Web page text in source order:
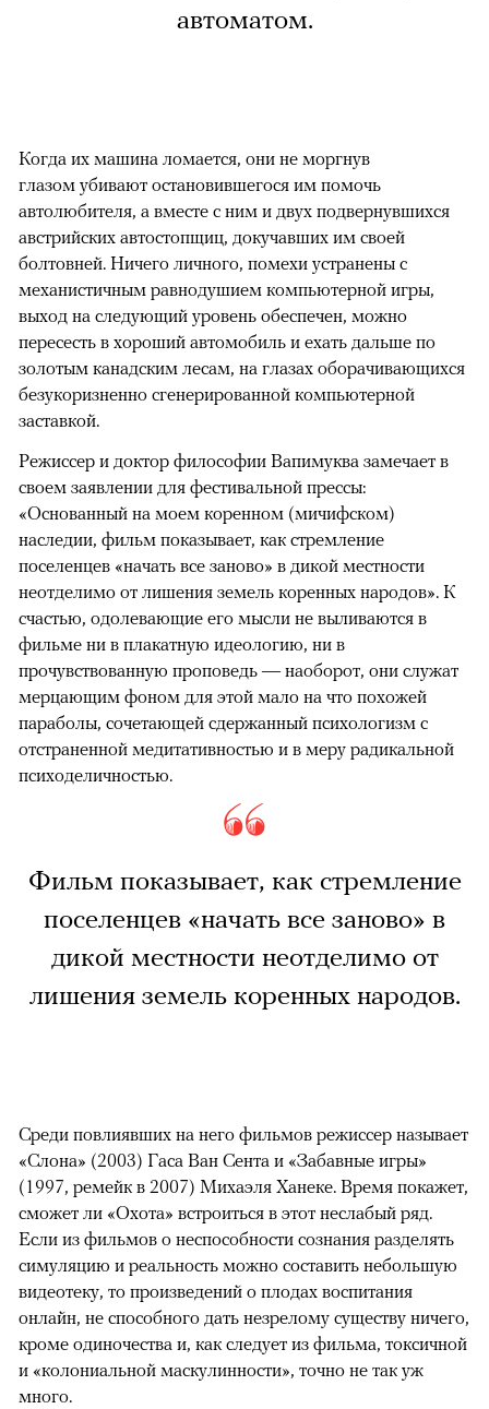
автоматом.
Когда их машина ломается, они не моргнув
глазом убивают остановившегося им помочь
автолюбителя, а вместе с ним и двух подвернувшихся
австрийских автостопщиц, докучавших им своей
болтовней. Ничего личного, помехи устранены с
механистичным равнодушием компьютерной игры,
выход на следующий уровень обеспечен, можно
пересесть в хороший автомобиль и ехать дальше по
золотым канадским лесам, на глазах оборачивающихся
безукоризненно сгенерированной компьютерной
заставкой.
Режиссер и доктор философии Вапимуква замечает в
своем заявлении для фестивальной прессы:
«Основанный на моем коренном (мичифском)
наследии, фильм показывает, как стремление
поселенцев «начать все заново» в дикой местности
неотделимо от лишения земель коренных народов». К
счастью, одолевающие его мысли не выливаются в
фильме ни в плакатную идеологию, ни в
прочувствованную проповедь — наоборот, они служат
мерцающим фоном для этой мало на что похожей
параболы, сочетающей сдержанный психологизм с
отстраненной медитативностью и в меру радикальной
психоделичностью.
Фильм показывает, как стремление
поселенцев «начать все заново» в
дикой местности неотделимо от
лишения земель коренных народов.
Среди повлиявших на него фильмов режиссер называет
«Слона» (2003) Гаса Ван Сента и «Забавные игры»
(1997, ремейк в 2007) Михаэля Ханеке. Время покажет,
сможет ли «Охота» встроиться в этот неслабый ряд.
Если из фильмов о неспособности сознания разделять
симуляцию и реальность можно составить небольшую
видеотеку, то произведений о плодах воспитания
онлайн, не способного дать незрелому существу ничего,
кроме одиночества и, как следует из фильма, токсичной
и «колониальной маскулинности», точно не так уж
много.